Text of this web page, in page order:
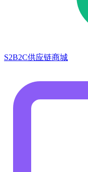
S2B2C供应链商城